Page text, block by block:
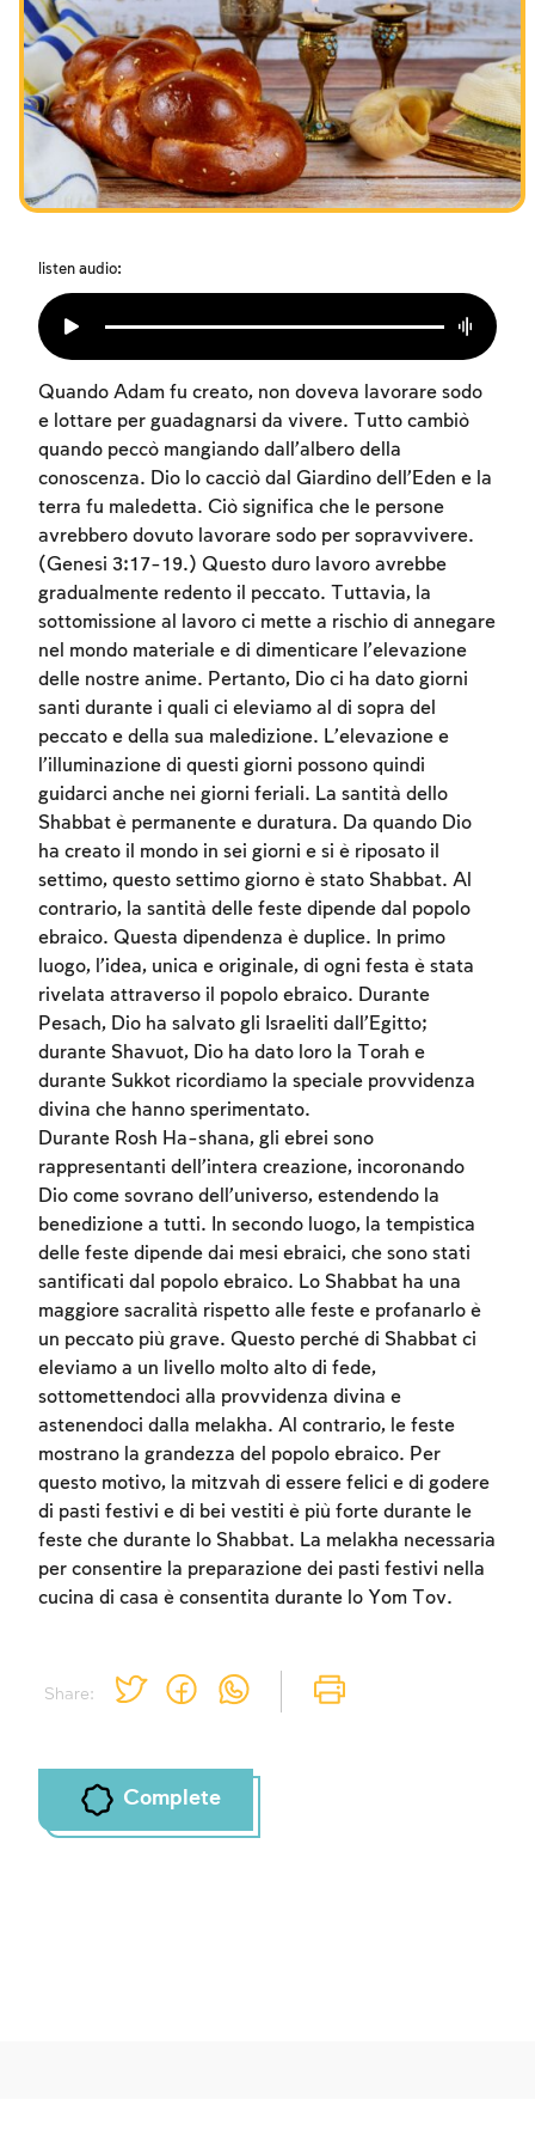
I digiuni commemorativi della distruzione del Tempio
Hanukkah
Purìm
listen audio:
Share:
Quando Adam fu creato, non doveva lavorare sodo
e lottare per guadagnarsi da vivere. Tutto cambiò
quando peccò mangiando dall’albero della
conoscenza. Dio lo cacciò dal Giardino dell’Eden e la
terra fu maledetta. Ciò significa che le persone
avrebbero dovuto lavorare sodo per sopravvivere.
(Genesi 3:17-19.) Questo duro lavoro avrebbe
gradualmente redento il peccato. Tuttavia, la
sottomissione al lavoro ci mette a rischio di annegare
nel mondo materiale e di dimenticare l’elevazione
delle nostre anime. Pertanto, Dio ci ha dato giorni
santi durante i quali ci eleviamo al di sopra del
peccato e della sua maledizione. L’elevazione e
l’illuminazione di questi giorni possono quindi
guidarci anche nei giorni feriali. La santità dello
Shabbat è permanente e duratura. Da quando Dio
ha creato il mondo in sei giorni e si è riposato il
settimo, questo settimo giorno è stato Shabbat. Al
contrario, la santità delle feste dipende dal popolo
ebraico. Questa dipendenza è duplice. In primo
luogo, l’idea, unica e originale, di ogni festa è stata
rivelata attraverso il popolo ebraico. Durante
Pesach, Dio ha salvato gli Israeliti dall’Egitto;
durante Shavuot, Dio ha dato loro la Torah e
durante Sukkot ricordiamo la speciale provvidenza
divina che hanno sperimentato.
Durante Rosh Ha-shana, gli ebrei sono
rappresentanti dell’intera creazione, incoronando
Dio come sovrano dell’universo, estendendo la
benedizione a tutti. In secondo luogo, la tempistica
delle feste dipende dai mesi ebraici, che sono stati
santificati dal popolo ebraico. Lo Shabbat ha una
maggiore sacralità rispetto alle feste e profanarlo è
un peccato più grave. Questo perché di Shabbat ci
eleviamo a un livello molto alto di fede,
sottomettendoci alla provvidenza divina e
astenendoci dalla melakha. Al contrario, le feste
mostrano la grandezza del popolo ebraico. Per
questo motivo, la mitzvah di essere felici e di godere
di pasti festivi e di bei vestiti è più forte durante le
feste che durante lo Shabbat. La melakha necessaria
per consentire la preparazione dei pasti festivi nella
cucina di casa è consentita durante lo Yom Tov.
Complete
Account required
To mark concepts as learned, you'll need
to create an account or log in.
Sign up Login